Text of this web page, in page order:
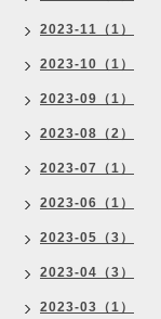
2023-11（1）
2023-10（1）
2023-09（1）
2023-08（2）
2023-07（1）
2023-06（1）
2023-05（3）
2023-04（3）
2023-03（1）